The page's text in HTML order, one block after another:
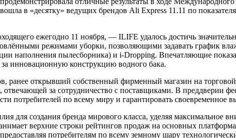
в «десятку» ведущих брендов Ali Express 11.11 по
ежегодно 11 ноября, — ILIFE удалось достичь
режимами уборки, позволяющими задавать график
наполнения пылесборника) и i-Dropping. Впечатляющие
инновационную конструкцию водного бака.
ранее открывший собственный фирменный магазин на
за сотрудничество с поставщиками. В преддверии
потребителей по всему миру и гарантировать своевременное
для создания бренда мирового класса, уделяя максимальное
верхние строки рейтингов продаж на основных
потребителям по всему земному шару